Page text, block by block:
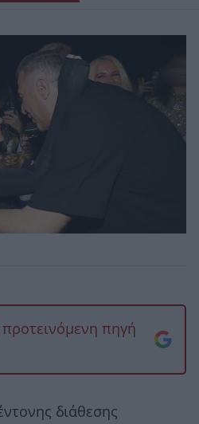
πηγή
διάθεσης